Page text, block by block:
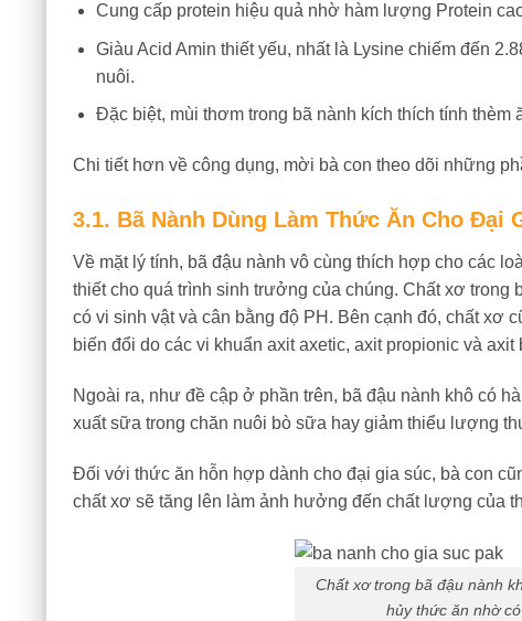
Cung cấp protein hiệu quả nhờ hàm lượng Protein
Giàu Acid Amin thiết yếu, nhất là Lysine chiếm đến
nuôi.
Đặc biệt, mùi thơm trong bã nành kích thích tính thèm
Chi tiết hơn về công dụng, mời bà con theo dõi những
3.1. Bã Nành Dùng Làm Thức Ăn Cho Đại
Về mặt lý tính, bã đậu nành vô cùng thích hợp cho các
thiết cho quá trình sinh trưởng của chúng. Chất xơ
có vi sinh vật và cân bằng độ PH. Bên cạnh đó, chất xơ
biến đổi do các vi khuẩn axit axetic, axit propionic và axit
Ngoài ra, như đề cập ở phần trên, bã đậu nành khô có
xuất sữa trong chăn nuôi bò sữa hay giảm thiểu lượng
Đối với thức ăn hỗn hợp dành cho đại gia súc, bà con
chất xơ sẽ tăng lên làm ảnh hưởng đến chất lượng của
Chất xơ trong bã đậu nành
hủy thức ăn nhờ